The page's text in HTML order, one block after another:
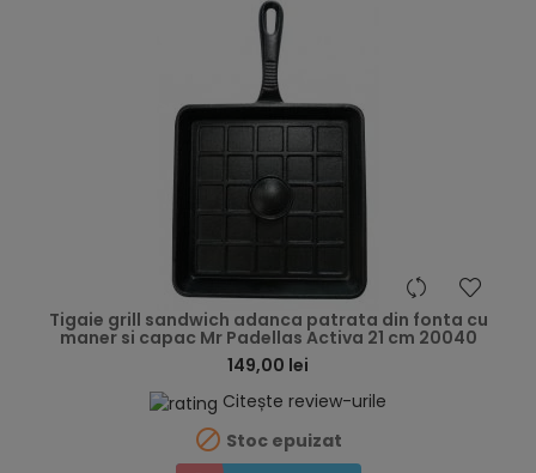
Tigaie grill sandwich adanca patrata din fonta cu
maner si capac Mr Padellas Activa 21 cm 20040
149,00 lei
Citește review-urile
 Stoc epuizat